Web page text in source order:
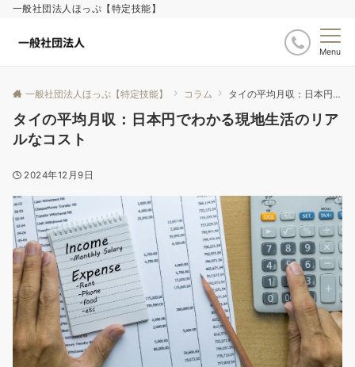
一般社団法人ほっぷ【特定技能】
Menu
一般社団法人ほっぷ【特定技能】 コラム タイの平均月収：日本円でわかる現地生活のリアルなコスト
タイの平均月収：日本円でわかる現地生活のリア
ルなコスト
2024年12月9日